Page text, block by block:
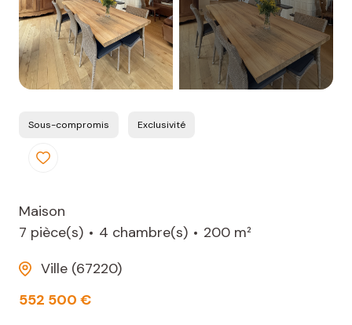
Sous-compromis Exclusivité
Maison
7 pièce(s)
4 chambre(s)
200 m²
Ville (67220)
552 500 €